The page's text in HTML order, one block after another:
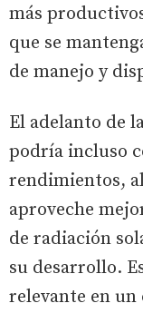
más
que se
de manejo y
El adelanto de
podría incluso
rendimientos,
aproveche
de radiación
su desarrollo.
relevante en